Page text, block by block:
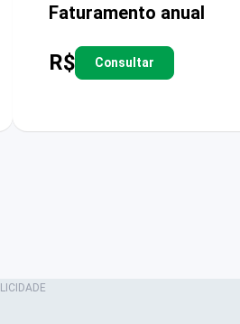
Faturamento anual
R$ Consultar